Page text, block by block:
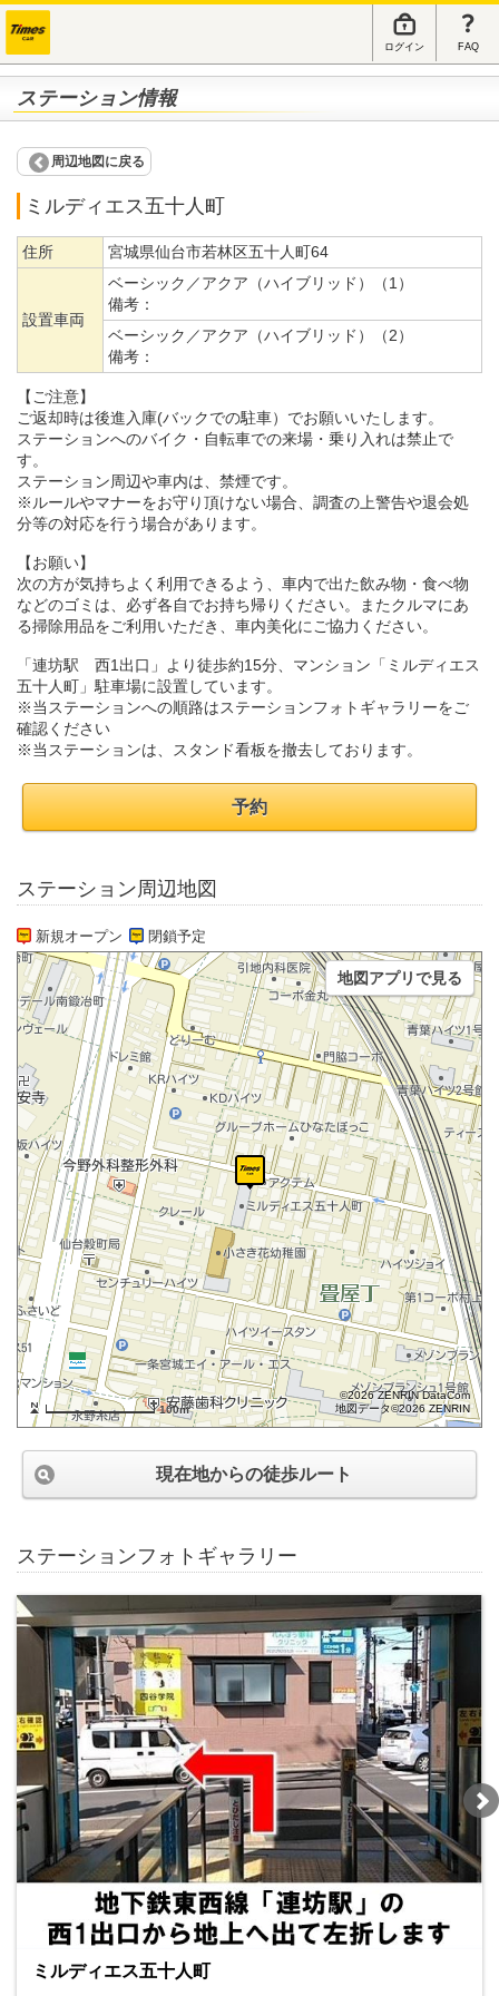
ログイン FAQ
ステーション情報
周辺地図に戻る
ミルディエス五十人町
住所 宮城県仙台市若林区五十人町64
設置車両
ベーシック／アクア（ハイブリッド）（1）
備考：
ベーシック／アクア（ハイブリッド）（2）
備考：
【ご注意】
ご返却時は後進入庫(バックでの駐車）でお願いいたします。
ステーションへのバイク・自転車での来場・乗り入れは禁止で
す。
ステーション周辺や車内は、禁煙です。
※ルールやマナーをお守り頂けない場合、調査の上警告や退会処
分等の対応を行う場合があります。
【お願い】
次の方が気持ちよく利用できるよう、車内で出た飲み物・食べ物
などのゴミは、必ず各自でお持ち帰りください。またクルマにあ
る掃除用品をご利用いただき、車内美化にご協力ください。
「連坊駅 西1出口」より徒歩約15分、マンション「ミルディエス
五十人町」駐車場に設置しています。
※当ステーションへの順路はステーションフォトギャラリーをご
確認ください
※当ステーションは、スタンド看板を撤去しております。
予約
ステーション周辺地図
新規オープン 閉鎖予定
100m
©2026 ZENRIN DataCom
地図データ©2026 ZENRIN
地図アプリで見る
現在地からの徒歩ルート
ステーションフォトギャラリー
ミルディエス五十人町